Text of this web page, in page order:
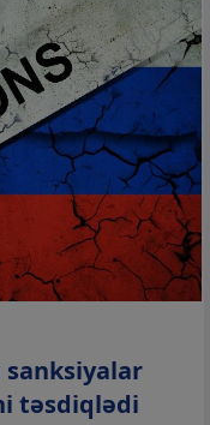
sanksiyalar
təsdiqlədi